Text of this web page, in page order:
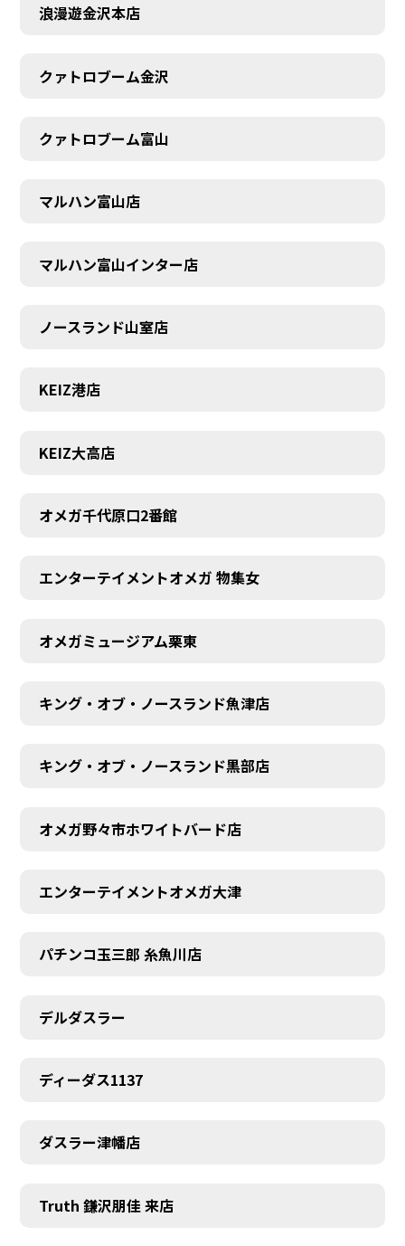
浪漫遊金沢本店
クァトロブーム金沢
クァトロブーム富山
マルハン富山店
マルハン富山インター店
ノースランド山室店
KEIZ港店
KEIZ大高店
オメガ千代原口2番館
エンターテイメントオメガ 物集女
オメガミュージアム栗東
キング・オブ・ノースランド魚津店
キング・オブ・ノースランド黒部店
オメガ野々市ホワイトバード店
エンターテイメントオメガ大津
パチンコ玉三郎 糸魚川店
デルダスラー
ディーダス1137
ダスラー津幡店
Truth 鎌沢朋佳 来店